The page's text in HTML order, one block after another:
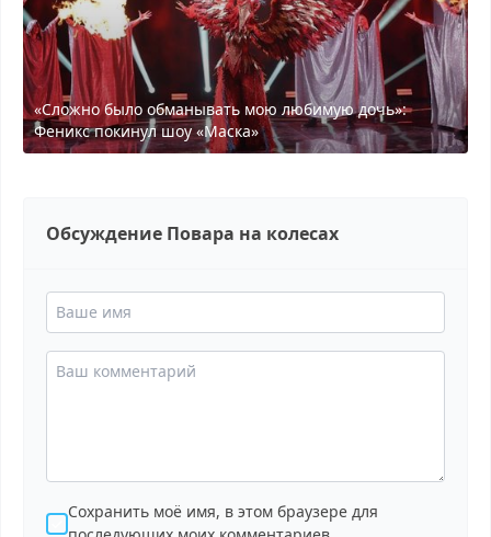
«Сложно было обманывать мою любимую дочь»:
Феникс покинул шоу «Маска»
Обсуждение Повара на колесах
Сохранить моё имя, в этом браузере для